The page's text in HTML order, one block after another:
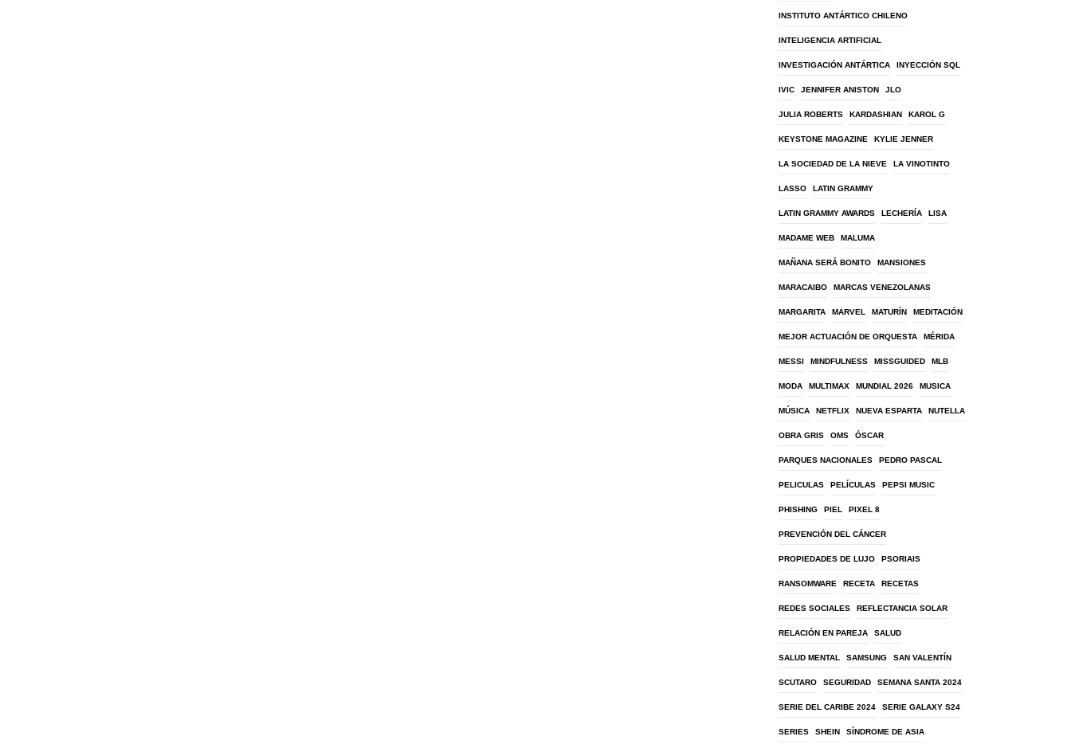
INSTITUTO ANTÁRTICO CHILENO
INTELIGENCIA ARTIFICIAL
INVESTIGACIÓN ANTÁRTICA INYECCIÓN SQL
IVIC JENNIFER ANISTON JLO
JULIA ROBERTS KARDASHIAN KAROL G
KEYSTONE MAGAZINE KYLIE JENNER
LA SOCIEDAD DE LA NIEVE LA VINOTINTO
LASSO LATIN GRAMMY
LATIN GRAMMY AWARDS LECHERÍA LISA
MADAME WEB MALUMA
MAÑANA SERÁ BONITO MANSIONES
MARACAIBO MARCAS VENEZOLANAS
MARGARITA MARVEL MATURÍN MEDITACIÓN
MEJOR ACTUACIÓN DE ORQUESTA MÉRIDA
MESSI MINDFULNESS MISSGUIDED MLB
MODA MULTIMAX MUNDIAL 2026 MUSICA
MÚSICA NETFLIX NUEVA ESPARTA NUTELLA
OBRA GRIS OMS ÓSCAR
PARQUES NACIONALES PEDRO PASCAL
PELICULAS PELÍCULAS PEPSI MUSIC
PHISHING PIEL PIXEL 8
PREVENCIÓN DEL CÁNCER
PROPIEDADES DE LUJO PSORIAIS
RANSOMWARE RECETA RECETAS
REDES SOCIALES REFLECTANCIA SOLAR
RELACIÓN EN PAREJA SALUD
SALUD MENTAL SAMSUNG SAN VALENTÍN
SCUTARO SEGURIDAD SEMANA SANTA 2024
SERIE DEL CARIBE 2024 SERIE GALAXY S24
SERIES SHEIN SÍNDROME DE ASIA